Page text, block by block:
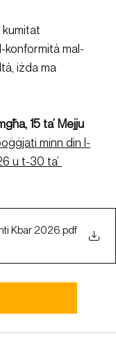
konformità mal-
iżda ma
15 ta’ Mejju
minn din l-
u t-30 ta’
Kbar 2026 .pdf